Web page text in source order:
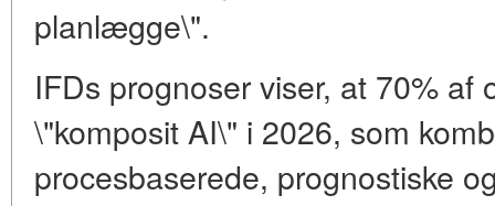
planlægge\".
IFDs prognoser viser, at 70% af
\"komposit AI\" i 2026, som
procesbaserede, prognostiske